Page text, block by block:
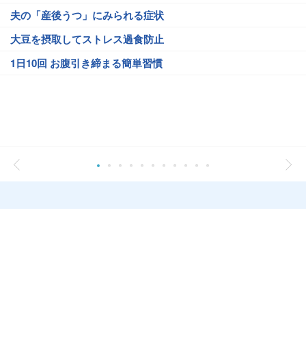
夫の「産後うつ」にみられる症状
大豆を摂取してストレス過食防止
1日10回 お腹引き締まる簡単習慣